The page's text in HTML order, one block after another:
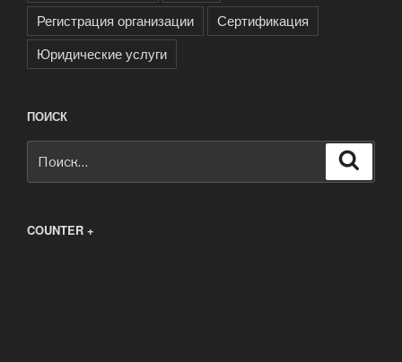
Регистрация организации
Сертификация
Юридические услуги
ПОИСК
COUNTER +